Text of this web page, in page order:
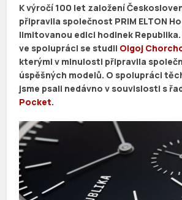
K výročí 100 let založení
připravila společnost PRIM ELTON
limitovanou edici hodinek
ve spolupráci se studii Olgoj
kterými v minulosti připravila
úspěšných modelů. O spolupráci
jsme psali nedávno v souvislosti s
Pocket.